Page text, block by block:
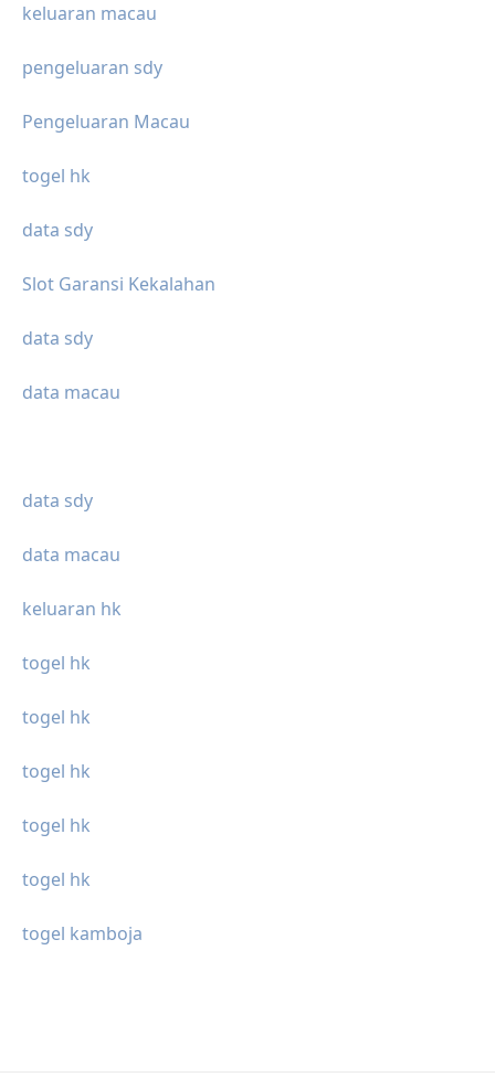
keluaran macau
pengeluaran sdy
Pengeluaran Macau
togel hk
data sdy
Slot Garansi Kekalahan
data sdy
data macau
data sdy
data macau
keluaran hk
togel hk
togel hk
togel hk
togel hk
togel hk
togel kamboja